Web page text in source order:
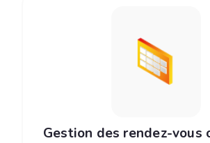
Gestion des rendez-vous